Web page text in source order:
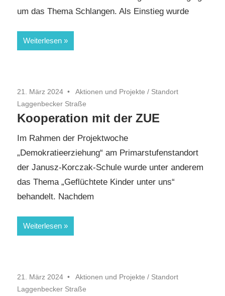
um das Thema Schlangen. Als Einstieg wurde
Weiterlesen
21. März 2024 Aktionen und Projekte / Standort
Laggenbecker Straße
Kooperation mit der ZUE
Im Rahmen der Projektwoche
„Demokratieerziehung“ am Primarstufenstandort
der Janusz-Korczak-Schule wurde unter anderem
das Thema „Geflüchtete Kinder unter uns“
behandelt. Nachdem
Weiterlesen
21. März 2024 Aktionen und Projekte / Standort
Laggenbecker Straße